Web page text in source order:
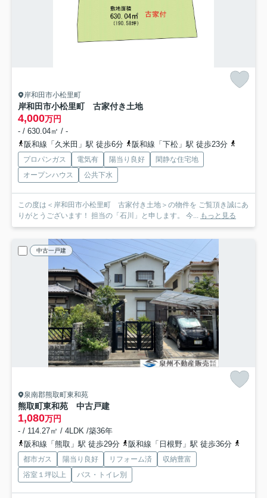
岸和田市小松里町
岸和田市小松里町 古家付き土地
4,000万円
- / 630.04㎡ / -
阪和線「久米田」駅 徒歩6分
阪和線「下松」駅 徒歩23分
プロパンガス 電気有 陽当り良好
閑静な住宅地
オープンハウス
公共下水
この度は＜岸和田市小松里町 古家付き土地＞の物件を ご覧頂き誠にあ
りがとうございます！ 担当の「石川」と申します。 今... もっと見る
中古一戸建
泉南郡熊取町東和苑
熊取町東和苑 中古戸建
1,080万円
- / 114.27㎡ / 4LDK /築36年
阪和線「熊取」駅 徒歩29分
阪和線「日根野」駅 徒歩36分
都市ガス 陽当り良好 リフォーム済
収納豊富
浴室１坪以上
バス・トイレ別